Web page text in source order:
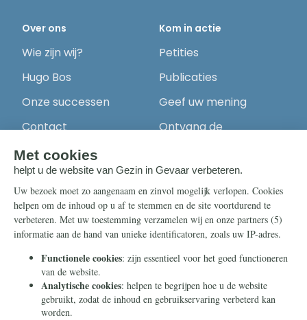
Over ons
Wie zijn wij?
Hugo Bos
Onze successen
Contact
Kom in actie
Petities
Publicaties
Geef uw mening
Ontvang de
Steun ons
Nieuwsbrief
Eenmalig
Maandelijks
Periodiek
Nalaten
Info
Contact
Ontvang onze
Telegram-berichten